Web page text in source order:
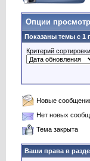
Опции
Показаны темы с 1
Критерий сортировки
Новые
Нет новых
Тема закрыта
Ваши права в